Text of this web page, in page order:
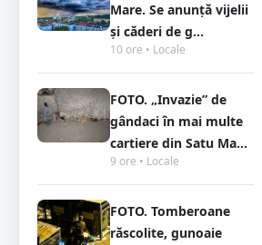
Mare. Se anunță vijelii
și căderi de g...
10 ore • Locale
FOTO. „Invazie” de
gândaci în mai multe
cartiere din Satu Ma...
9 ore • Locale
FOTO. Tomberoane
răscolite, gunoaie